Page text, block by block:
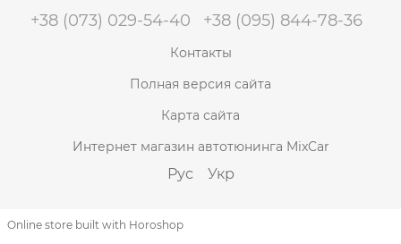
+38 (073) 029-54-40 +38 (095) 844-78-36
Контакты
Полная версия сайта
Карта сайта
Интернет магазин автотюнинга MixCar
Рус Укр
Online store built with Horoshop